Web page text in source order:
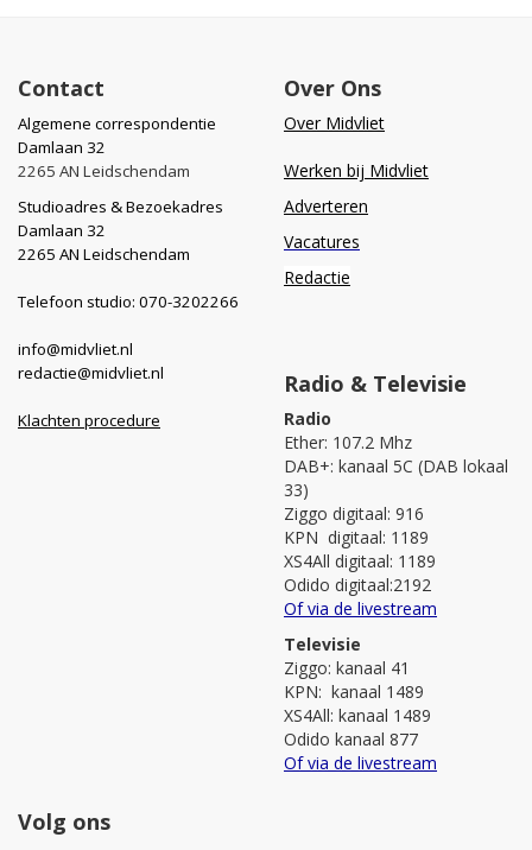
Contact
Algemene correspondentie
Damlaan 32
2265 AN Leidschendam
Studioadres & Bezoekadres
Damlaan 32
2265 AN Leidschendam
Telefoon studio: 070-3202266
info@midvliet.nl
redactie@midvliet.nl
Klachten procedure
Over Ons
Over Midvliet
Werken bij Midvliet
Adverteren
Vacatures
Redactie
Radio & Televisie
Radio
Ether: 107.2 Mhz
DAB+: kanaal 5C (DAB lokaal
33)
Ziggo digitaal: 916
KPN digitaal: 1189
XS4All digitaal: 1189
Odido digitaal:2192
Of via de livestream
Televisie
Ziggo: kanaal 41
KPN: kanaal 1489
XS4All: kanaal 1489
Odido kanaal 877
Of via de livestream
Volg ons